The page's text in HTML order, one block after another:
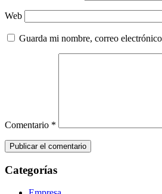
Web
Guarda mi nombre, correo
Comentario *
Categorías